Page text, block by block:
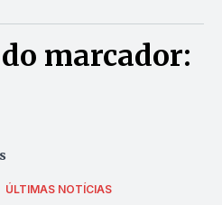
marcador:
ÚLTIMAS NOTÍCIAS